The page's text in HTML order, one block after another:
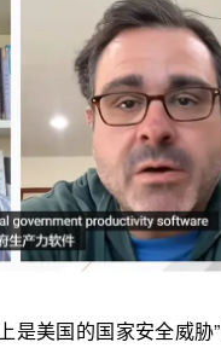
是美国的国家安全威